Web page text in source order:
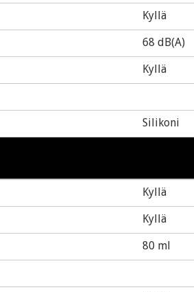
Kyllä
68 dB(A)
Kyllä
Silikoni
Kyllä
Kyllä
80 ml